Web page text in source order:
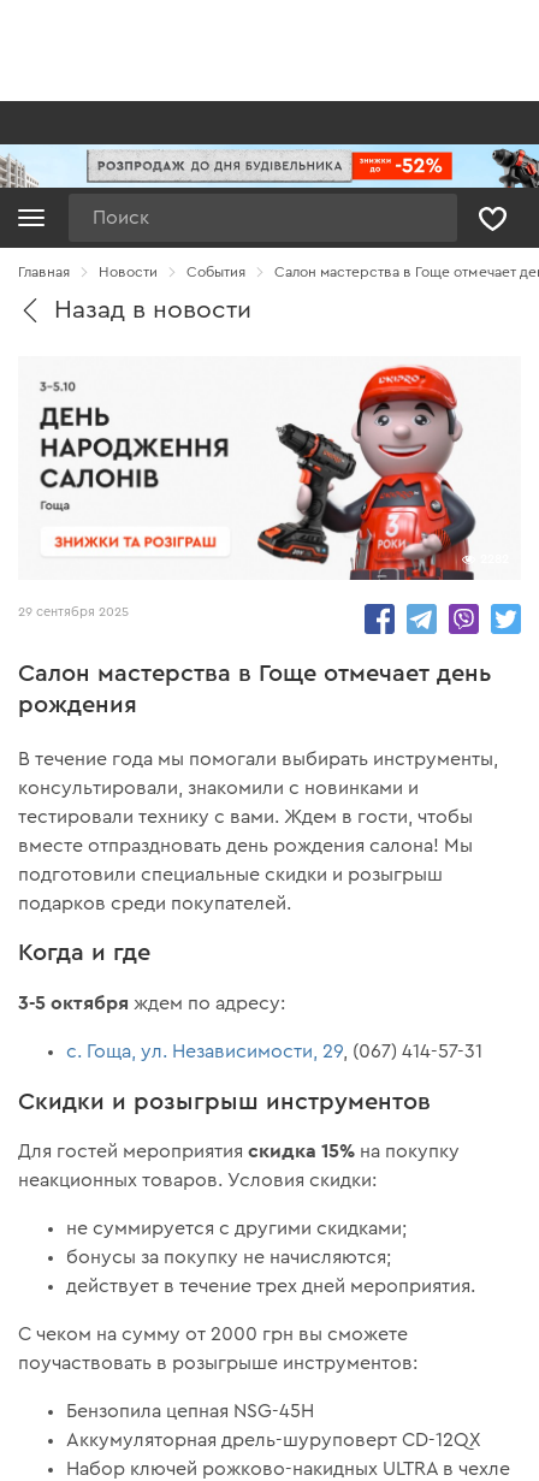
Главная Новости Cобытия Салон мастерства в Гоще отмечает
Назад в новости
29 сентября 2025
Салон мастерства в Гоще отмечает день
рождения
В течение года мы помогали выбирать инструменты,
консультировали, знакомили с новинками и
тестировали технику с вами. Ждем в гости, чтобы
вместе отпраздновать день рождения салона! Мы
подготовили специальные скидки и розыгрыш
подарков среди покупателей.
Когда и где
3-5 октября ждем по адресу:
с. Гоща, ул. Независимости, 29 , (067) 414-57-31
Скидки и розыгрыш инструментов
Для гостей мероприятияскидка 15% на покупку
неакционных товаров. Условия скидки:
не суммируется с другими скидками;
бонусы за покупку не начисляются;
действует в течение трех дней мероприятия.
С чеком на сумму от 2000 грн вы сможете
поучаствовать в розыгрыше инструментов:
Бензопила цепная NSG-45H
Аккумуляторная дрель-шуруповерт CD-12QX
Набор ключей рожково-накидных ULTRA в чехле